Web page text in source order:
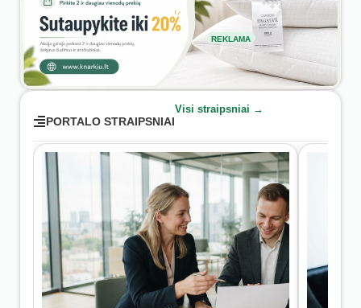
REKLAMA
PORTALO STRAIPSNIAI
Visi straipsniai →